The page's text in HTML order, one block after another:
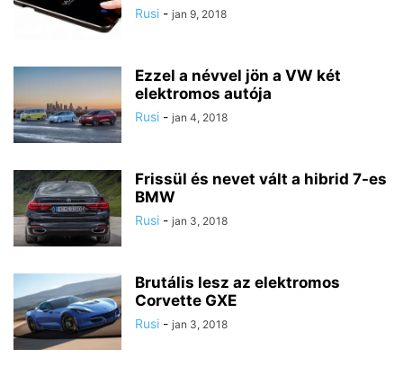
Rusi - jan 9, 2018
Ezzel a névvel jön a VW két
elektromos autója
Rusi - jan 4, 2018
Frissül és nevet vált a hibrid 7-es
BMW
Rusi - jan 3, 2018
Brutális lesz az elektromos
Corvette GXE
Rusi - jan 3, 2018